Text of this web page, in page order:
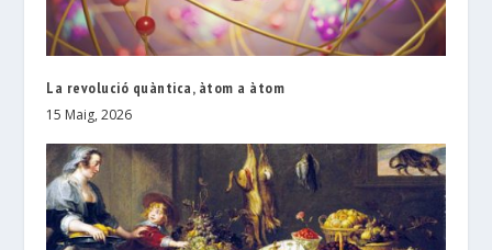
La revolució quàntica, àtom a àtom
15 Maig, 2026